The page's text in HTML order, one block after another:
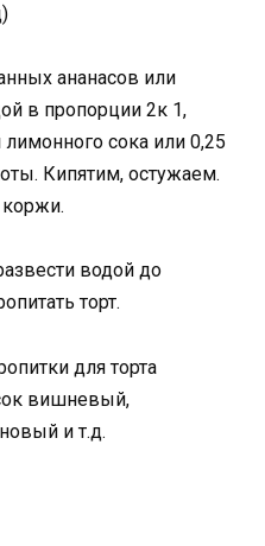
ананасов или
в пропорции 2к 1,
сока или 0,25
Кипятим, остужаем.
водой до
торт.
для торта
вишневый,
и т.д.